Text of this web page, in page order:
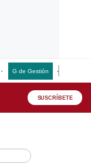
G de Gestión
SUSCRÍBETE